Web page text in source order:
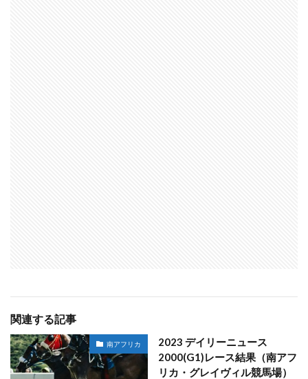
関連する記事
南アフリカ
2023 デイリーニュース
2000(G1)レース結果（南アフ
リカ・グレイヴィル競馬場）